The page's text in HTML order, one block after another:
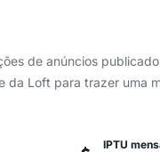
de anúncios
da Loft para trazer uma
IPTU